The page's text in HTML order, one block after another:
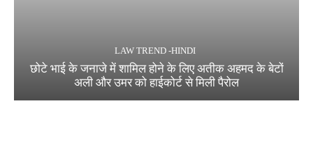
LAW TREND -HINDI
छोटे भाई के जनाजे में शामिल होने के लिए अतीक अहमद के बेटों
अली और उमर को हाईकोर्ट से मिली पैरोल